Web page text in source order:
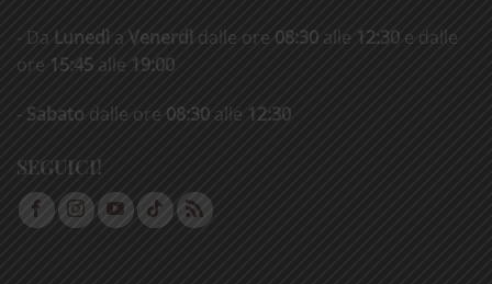
- Da Lunedì a Venerdì dalle ore 08:30 alle 12:30 e dalle
ore 15:45 alle 19:00
- Sabato dalle ore 08:30 alle 12:30
SEGUICI!